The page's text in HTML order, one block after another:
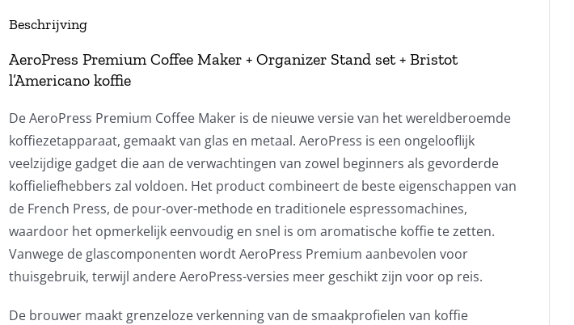
Beschrijving
AeroPress Premium Coffee Maker + Organizer Stand set + Bristot
l’Americano koffie
De AeroPress Premium Coffee Maker is de nieuwe versie van het wereldberoemde
koffiezetapparaat, gemaakt van glas en metaal. AeroPress is een ongelooflijk
veelzijdige gadget die aan de verwachtingen van zowel beginners als gevorderde
koffieliefhebbers zal voldoen. Het product combineert de beste eigenschappen van
de French Press, de pour-over-methode en traditionele espressomachines,
waardoor het opmerkelijk eenvoudig en snel is om aromatische koffie te zetten.
Vanwege de glascomponenten wordt AeroPress Premium aanbevolen voor
thuisgebruik, terwijl andere AeroPress-versies meer geschikt zijn voor op reis.
De brouwer maakt grenzeloze verkenning van de smaakprofielen van koffie